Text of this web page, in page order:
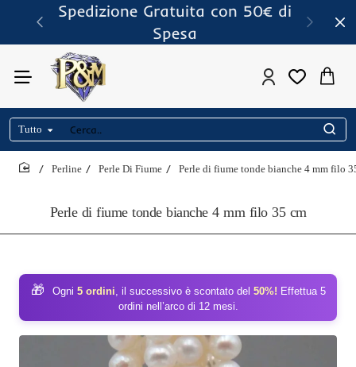
Spedizione Gratuita con 50€ di
Spesa
Tutto
Cerca..
Perle di fiume tonde bianche 4 mm filo 35 cm
Perline Perle Di Fiume Perle di fiume tonde bianche 4 mm filo
🎁 Ogni 5 ordini, il successivo è scontato del 50%! Effettua 5
ordini nell’arco di 12 mesi.